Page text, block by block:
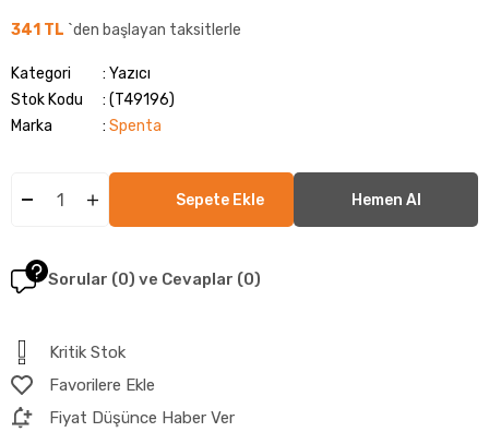
341 TL `den başlayan taksitlerle
Kategori
Yazıcı
Stok Kodu
(T49196)
Marka
: Spenta
Sorular (0) ve Cevaplar (0)
Kritik Stok
Favorilere Ekle
Fiyat Düşünce Haber Ver